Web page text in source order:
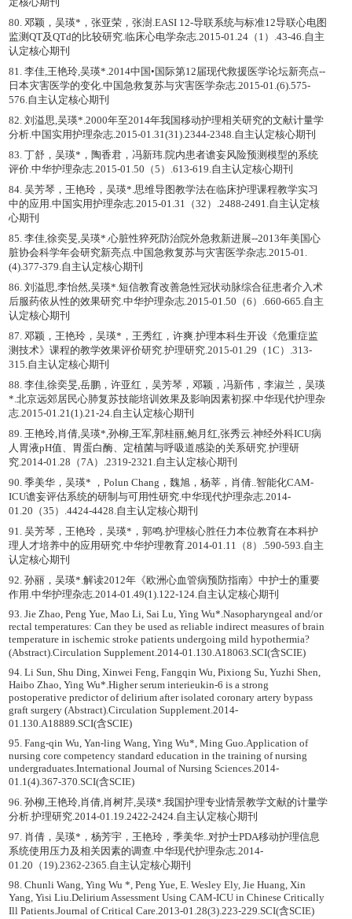
80. 邓颖，吴瑛*，张亚荣，张澍.EASI 12-导联系统与标准12导联心电图
监测QT及QTd的比较研究.临床心电学杂志.2015-01.24（1）.43-46.自主
认定核心期刊
81. 李佳,王艳玲,吴瑛*.2014中国•国际第12届现代救援医学论坛新亮点--
日本灾害医学的变化.中国急救复苏与灾害医学杂志.2015-01.(6).575-
576.自主认定核心期刊
82. 刘溢思,吴瑛*.2000年至2014年我国移动护理相关研究的文献计量学
分析.中国实用护理杂志.2015-01.31(31).2344-2348.自主认定核心期刊
83. 丁舒，吴瑛*，陶香君，冯新玮.院内患者谵妄风险预测模型的系统
评价.中华护理杂志.2015-01.50（5）.613-619.自主认定核心期刊
84. 吴芳琴，王艳玲，吴瑛*.思维导图教学法在临床护理课程教学实习
中的应用.中国实用护理杂志.2015-01.31（32）.2488-2491.自主认定核
心期刊
85. 李佳,徐奕旻,吴瑛*.心脏性猝死防治院外急救新进展--2013年美国心
脏协会科学年会研究新亮点.中国急救复苏与灾害医学杂志.2015-01.
(4).377-379.自主认定核心期刊
86. 刘溢思,李怡然,吴瑛*.短信教育改善急性冠状动脉综合征患者介入术
后服药依从性的效果研究.中华护理杂志.2015-01.50（6）.660-665.自主
认定核心期刊
87. 邓颖，王艳玲，吴瑛*，王秀红，许爽.护理本科生开设《危重症监
测技术》课程的教学效果评价研究.护理研究.2015-01.29（1C）.313-
315.自主认定核心期刊
88. 李佳,徐奕旻,岳鹏，许亚红，吴芳琴，邓颖，冯新伟，李淑兰，吴瑛
*.北京远郊居民心肺复苏技能培训效果及影响因素初探.中华现代护理杂
志.2015-01.21(1).21-24.自主认定核心期刊
89. 王艳玲,肖倩,吴瑛*,孙柳,王军,郭桂丽,鲍月红,张秀云.神经外科ICU病
人胃液pH值、胃蛋白酶、定植菌与呼吸道感染的关系研究.护理研
究.2014-01.28（7A）.2319-2321.自主认定核心期刊
90. 季美华，吴瑛* ，Polun Chang，魏旭，杨莘，肖倩..智能化CAM-
ICU谵妄评估系统的研制与可用性研究.中华现代护理杂志.2014-
01.20（35）.4424-4428.自主认定核心期刊
91. 吴芳琴，王艳玲，吴瑛*，郭鸣.护理核心胜任力本位教育在本科护
理人才培养中的应用研究.中华护理教育.2014-01.11（8）.590-593.自主
认定核心期刊
92. 孙丽，吴瑛*.解读2012年《欧洲心血管病预防指南》中护士的重要
作用.中华护理杂志.2014-01.49(1).122-124.自主认定核心期刊
93. Jie Zhao, Peng Yue, Mao Li, Sai Lu, Ying Wu*.Nasopharyngeal and/or
rectal temperatures: Can they be used as reliable indirect measures of brain
temperature in ischemic stroke patients undergoing mild hypothermia?
(Abstract).Circulation Supplement.2014-01.130.A18063.SCI(含SCIE)
94. Li Sun, Shu Ding, Xinwei Feng, Fangqin Wu, Pixiong Su, Yuzhi Shen,
Haibo Zhao, Ying Wu*.Higher serum interieukin-6 is a strong
postoperative predictor of delirium after isolated coronary artery bypass
graft surgery (Abstract).Circulation Supplement.2014-
01.130.A18889.SCI(含SCIE)
95. Fang-qin Wu, Yan-ling Wang, Ying Wu*, Ming Guo.Application of
nursing core competency standard education in the training of nursing
undergraduates.International Journal of Nursing Sciences.2014-
01.1(4).367-370.SCI(含SCIE)
96. 孙柳,王艳玲,肖倩,肖树芹,吴瑛*.我国护理专业情景教学文献的计量学
分析.护理研究.2014-01.19.2422-2424.自主认定核心期刊
97. 肖倩，吴瑛*，杨芳宇，王艳玲，季美华..对护士PDA移动护理信息
系统使用压力及相关因素的调查.中华现代护理杂志.2014-
01.20（19).2362-2365.自主认定核心期刊
98. Chunli Wang, Ying Wu *, Peng Yue, E. Wesley Ely, Jie Huang, Xin
Yang, Yisi Liu.Delirium Assessment Using CAM-ICU in Chinese Critically
Ill Patients.Journal of Critical Care.2013-01.28(3).223-229.SCI(含SCIE)